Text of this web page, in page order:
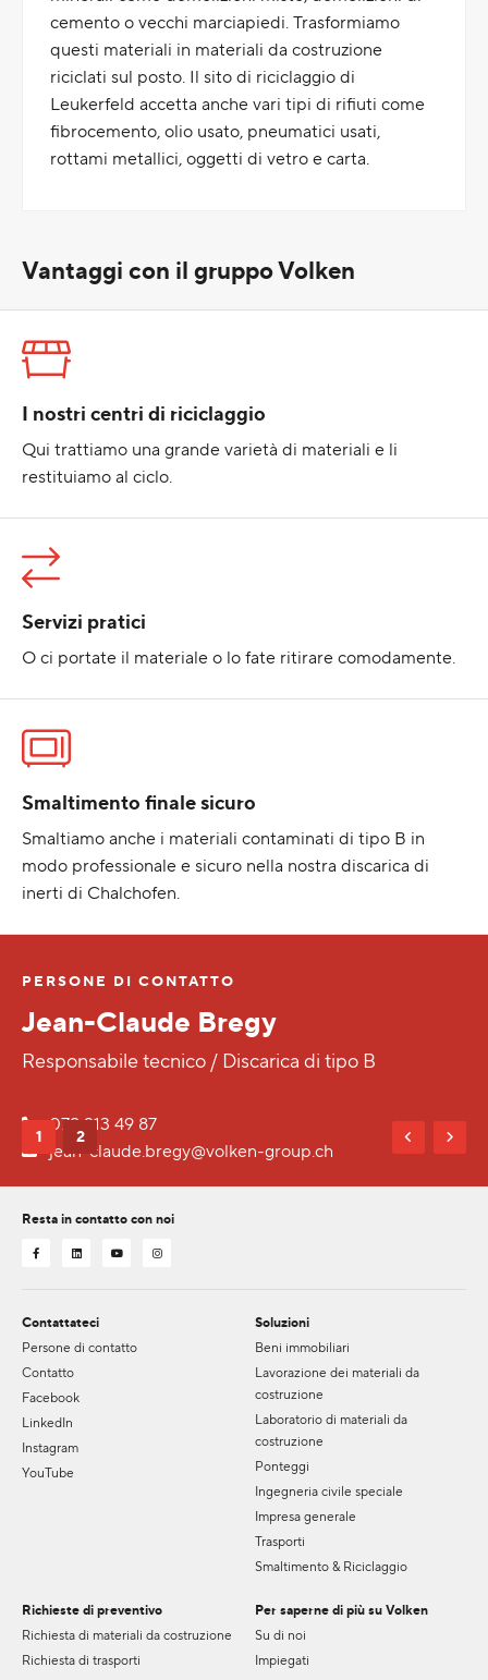
cemento o vecchi marciapiedi. Trasformiamo
questi materiali in materiali da costruzione
riciclati sul posto. Il sito di riciclaggio di
Leukerfeld accetta anche vari tipi di rifiuti come
fibrocemento, olio usato, pneumatici usati,
rottami metallici, oggetti di vetro e carta.
Vantaggi con il gruppo Volken
I nostri centri di riciclaggio
Qui trattiamo una grande varietà di materiali e li
restituiamo al ciclo.
Servizi pratici
O ci portate il materiale o lo fate ritirare comodamente.
Smaltimento finale sicuro
Smaltiamo anche i materiali contaminati di tipo B in
modo professionale e sicuro nella nostra discarica di
inerti di Chalchofen.
Bregy
/ Discarica di tipo B
group.ch
Responsabile
+41 27 948
1 2
Resta in contatto con noi
Contattateci
Persone di contatto
Contatto
Facebook
LinkedIn
Instagram
YouTube
Soluzioni
Beni immobiliari
Lavorazione dei materiali da
costruzione
Laboratorio di materiali da
costruzione
Ponteggi
Ingegneria civile speciale
Impresa generale
Trasporti
Smaltimento & Riciclaggio
Richieste di preventivo
Richiesta di materiali da costruzione
Richiesta di trasporti
Per saperne di più su Volken
Su di noi
Impiegati